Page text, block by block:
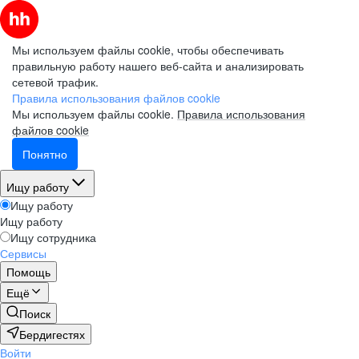
Мы используем файлы cookie, чтобы обеспечивать
правильную работу нашего веб-сайта и анализировать
сетевой трафик.
Правила использования файлов cookie
Мы используем файлы cookie. Правила использования
файлов cookie
Понятно
Ищу работу
Ищу работу
Ищу работу
Ищу сотрудника
Сервисы
Помощь
Ещё
Поиск
Бердигестях
Войти